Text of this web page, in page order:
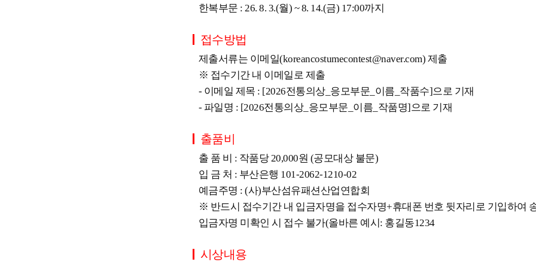
한복부문 : 26. 8. 3.(월) ~ 8. 14.(금) 17:00까지
접수방법
제출서류는 이메일(koreancostumecontest@naver.com) 제출
※ 접수기간 내 이메일로 제출
- 이메일 제목 : [2026전통의상_응모부문_이름_작품수]으로 기재
- 파일명 : [2026전통의상_응모부문_이름_작품명]으로 기재
출품비
출 품 비 : 작품당 20,000원 (공모대상 불문)
입 금 처 : 부산은행 101-2062-1210-02
예금주명 : (사)부산섬유패션산업연합회
※ 반드시 접수기간 내 입금자명을 접수자명+휴대폰 번호 뒷자리로 기입하여
입금자명 미확인 시 접수 불가(올바른 예시: 홍길동1234
시상내용